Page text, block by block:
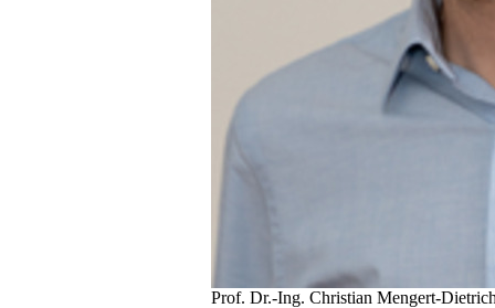
Prof. Dr.-Ing. Christian Mengert-